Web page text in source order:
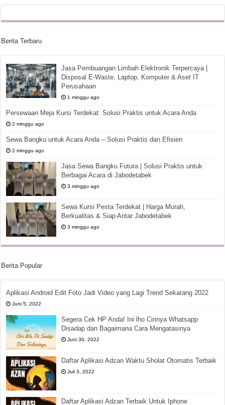
Berita Terbaru
Jasa Pembuangan Limbah Elektronik Terpercaya |
Disposal E-Waste, Laptop, Komputer & Aset IT
Perusahaan
1 minggu ago
Persewaan Meja Kursi Terdekat: Solusi Praktis untuk Acara Anda
2 minggu ago
Sewa Bangku untuk Acara Anda – Solusi Praktis dan Efisien
2 minggu ago
Jasa Sewa Bangku Futura | Solusi Praktis untuk
Berbagai Acara di Jabodetabek
3 minggu ago
Sewa Kursi Pesta Terdekat | Harga Murah,
Berkualitas & Siap Antar Jabodetabek
3 minggu ago
Berita Popular
Aplikasi Android Edit Foto Jadi Video yang Lagi Trend Sekarang 2022
Juni 5, 2022
Segera Cek HP Anda! Ini lho Cirinya Whatsapp
Disadap dan Bagaimana Cara Mengatasinya
Juni 30, 2022
Daftar Aplikasi Adzan Waktu Sholat Otomatis Terbaik
Juli 3, 2022
Daftar Aplikasi Adzan Terbaik Untuk Iphone